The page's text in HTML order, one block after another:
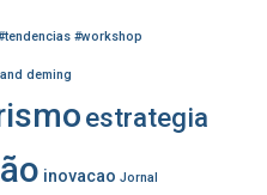
#workshop
deming
estrategia
inovacao Jornal